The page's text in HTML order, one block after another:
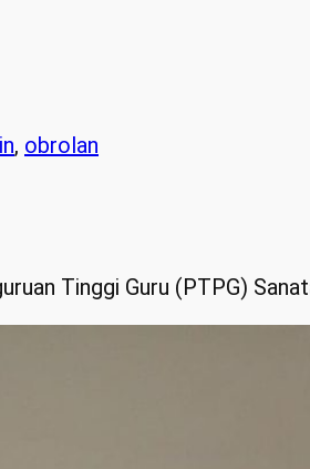
, obrolan
Tinggi Guru (PTPG)